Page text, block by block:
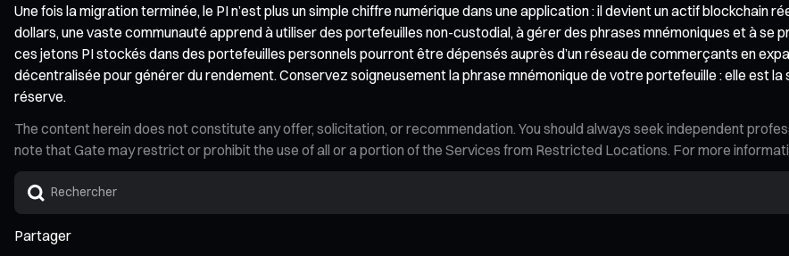
Une fois la migration terminée, le PI n’est plus un simple chiffre numérique dans une application : il devient un actif blockchain
dollars, une vaste communauté apprend à utiliser des portefeuilles non-custodial, à gérer des phrases mnémoniques et à se
ces jetons PI stockés dans des portefeuilles personnels pourront être dépensés auprès d’un réseau de commerçants en
décentralisée pour générer du rendement. Conservez soigneusement la phrase mnémonique de votre portefeuille : elle est la
réserve.
The content herein does not constitute any offer, solicitation, or recommendation. You should always seek independent
note that Gate may restrict or prohibit the use of all or a portion of the Services from Restricted Locations. For more
Partager